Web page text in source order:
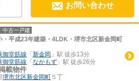
お問い合わせ
中古一戸建
・平成23年建築・4LDK・堺市北区新金岡町
御堂筋線 「 新金岡 」駅 徒歩13分
御堂筋線 「 なかもず 」駅 徒歩26分
載物件
堺市北区新金岡町 ５丁